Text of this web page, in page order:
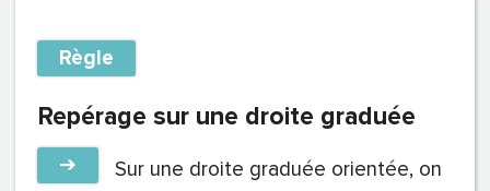
Règle
Repérage sur une droite graduée
➔
Sur une droite graduée orientée, on